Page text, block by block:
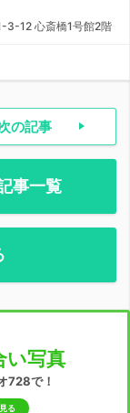
3-12 心斎橋1号館2階
の記事
事一覧
い写真
728で！
る